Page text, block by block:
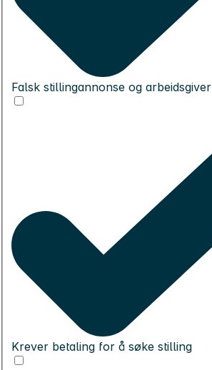
Falsk stillingannonse og arbeidsgiver
Krever betaling for å søke stilling